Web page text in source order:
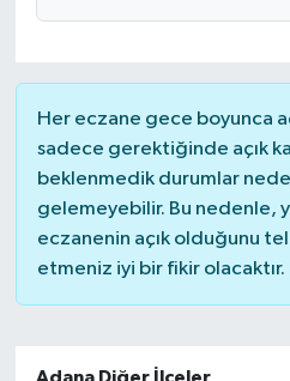
Her eczane gece boyunca
sadece gerektiğinde açık
beklenmedik durumlar
gelemeyebilir. Bu nedenle,
eczanenin açık olduğunu
etmeniz iyi bir fikir olacaktır.